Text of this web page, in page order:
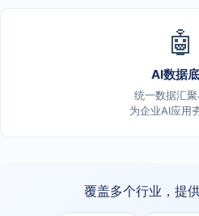
🤖
AI数据
统一数据汇
为企业AI应用
覆盖多个行业，提